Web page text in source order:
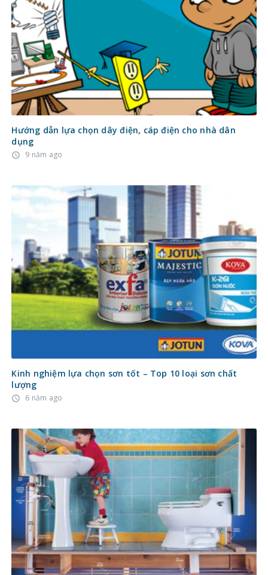
Hướng dẫn lựa chọn dây điện, cáp điện cho nhà dân
dụng
access_time 9 năm ago
Kinh nghiệm lựa chọn sơn tốt – Top 10 loại sơn chất
lượng
access_time 6 năm ago